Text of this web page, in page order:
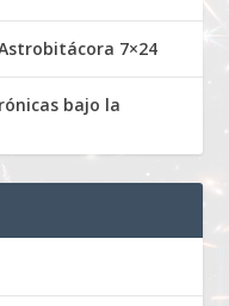
7×24
bajo la